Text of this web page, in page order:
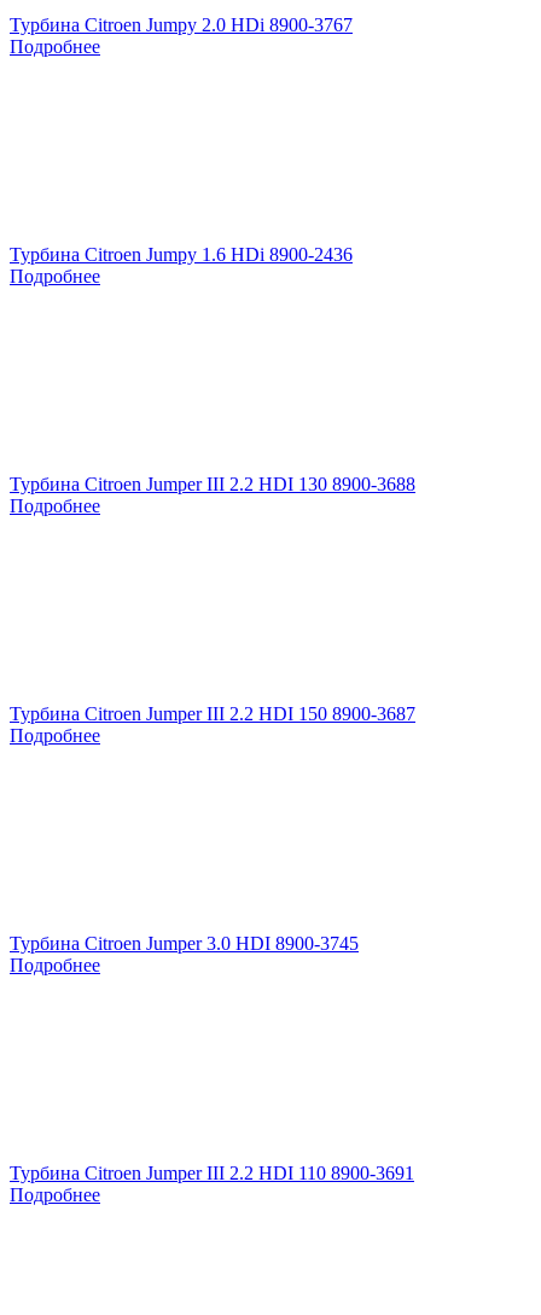
Турбина Citroen Jumpy 2.0 HDi 8900-3767
Подробнее
Турбина Citroen Jumpy 1.6 HDi 8900-2436
Подробнее
Турбина Citroen Jumper III 2.2 HDI 130 8900-3688
Подробнее
Турбина Citroen Jumper III 2.2 HDI 150 8900-3687
Подробнее
Турбина Citroen Jumper 3.0 HDI 8900-3745
Подробнее
Турбина Citroen Jumper III 2.2 HDI 110 8900-3691
Подробнее